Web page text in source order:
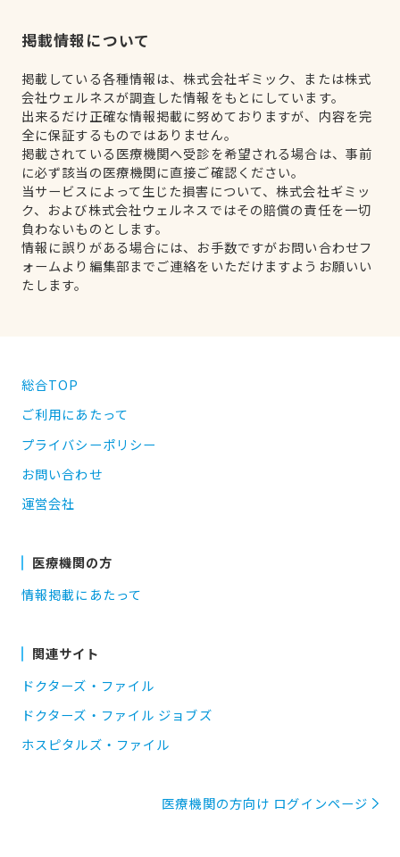
掲載情報について
掲載している各種情報は、株式会社ギミック、または株式
会社ウェルネスが調査した情報をもとにしています。
出来るだけ正確な情報掲載に努めておりますが、内容を完
全に保証するものではありません。
掲載されている医療機関へ受診を希望される場合は、事前
に必ず該当の医療機関に直接ご確認ください。
当サービスによって生じた損害について、株式会社ギミッ
ク、および株式会社ウェルネスではその賠償の責任を一切
負わないものとします。
情報に誤りがある場合には、お手数ですがお問い合わせフ
ォームより編集部までご連絡をいただけますようお願いい
たします。
総合TOP
ご利用にあたって
プライバシーポリシー
お問い合わせ
運営会社
医療機関の方
情報掲載にあたって
関連サイト
ドクターズ・ファイル
ドクターズ・ファイル ジョブズ
ホスピタルズ・ファイル
医療機関の方向け ログインページ